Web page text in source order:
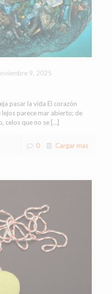
9, 2025
pasar la vida El corazón
lejos parece mar abierto; de
celos que no se […]
0 Cargar mas